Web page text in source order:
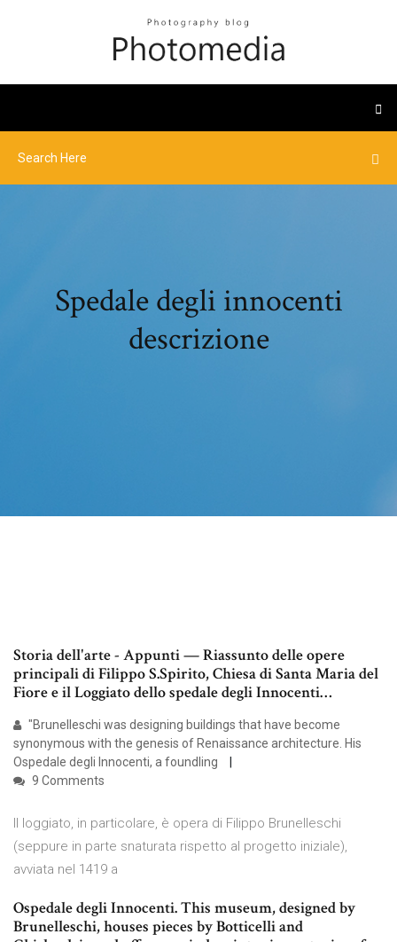
Spedale degli innocenti
descrizione
Storia dell'arte - Appunti — Riassunto delle opere
principali di Filippo S.Spirito, Chiesa di Santa Maria del
Fiore e il Loggiato dello spedale degli Innocenti…
"Brunelleschi was designing buildings that have become
synonymous with the genesis of Renaissance architecture. His
Ospedale degli Innocenti, a foundling
9 Comments
Il loggiato, in particolare, è opera di Filippo Brunelleschi
(seppure in parte snaturata rispetto al progetto iniziale),
avviata nel 1419 a
Ospedale degli Innocenti. This museum, designed by
Brunelleschi, houses pieces by Botticelli and